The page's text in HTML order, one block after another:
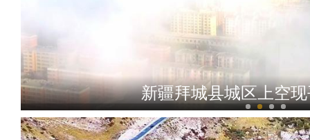
新疆拜城县城区上空